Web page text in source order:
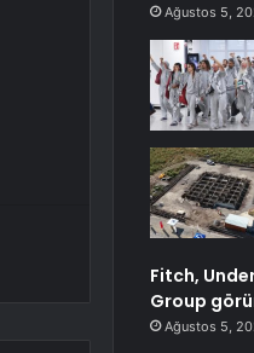
Ağustos 5,
Fitch,
Group
Ağustos 5,